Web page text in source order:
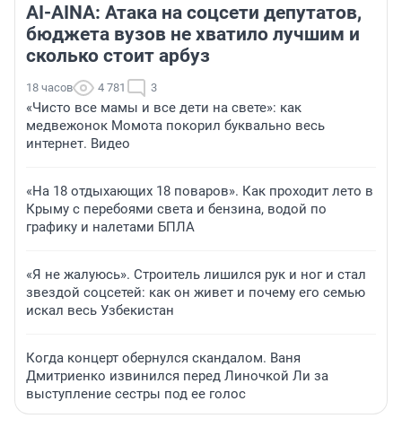
AI-AINA: Атака на соцсети депутатов,
бюджета вузов не хватило лучшим и
сколько стоит арбуз
18 часов 4 781 3
«Чисто все мамы и все дети на свете»: как
медвежонок Момота покорил буквально весь
интернет. Видео
«На 18 отдыхающих 18 поваров». Как проходит лето в
Крыму с перебоями света и бензина, водой по
графику и налетами БПЛА
«Я не жалуюсь». Строитель лишился рук и ног и стал
звездой соцсетей: как он живет и почему его семью
искал весь Узбекистан
Когда концерт обернулся скандалом. Ваня
Дмитриенко извинился перед Линочкой Ли за
выступление сестры под ее голос